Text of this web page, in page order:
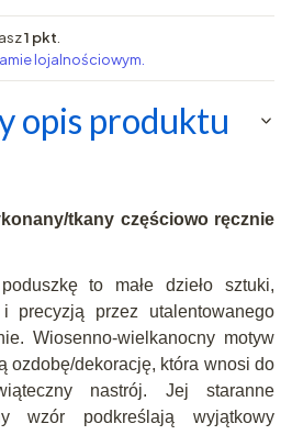
1 pkt
lojalnościowym.
opis produktu
tkany częściowo ręcznie
to małe dzieło sztuki,
precyzją przez utalentowanego
Wiosenno-wielkanocny motyw
ozdobę/dekorację, która wnosi do
nastrój. Jej staranne
wzór podkreślają wyjątkowy